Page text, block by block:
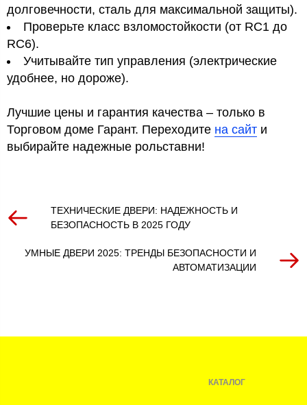
долговечности, сталь для максимальной защиты).
Проверьте класс взломостойкости (от RC1 до
RC6).
Учитывайте тип управления (электрические
удобнее, но дороже).
Лучшие цены и гарантия качества – только в
Торговом доме Гарант. Переходите на сайт и
выбирайте надежные рольставни!
ТЕХНИЧЕСКИЕ ДВЕРИ: НАДЕЖНОСТЬ И
БЕЗОПАСНОСТЬ В 2025 ГОДУ
УМНЫЕ ДВЕРИ 2025: ТРЕНДЫ БЕЗОПАСНОСТИ И
АВТОМАТИЗАЦИИ
КАТАЛОГ